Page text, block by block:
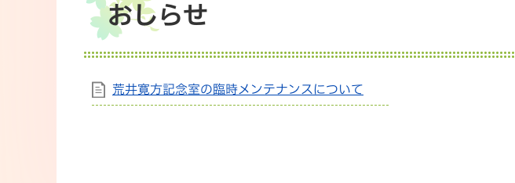
おしらせ
荒井寛方記念室の臨時メンテナンスについて